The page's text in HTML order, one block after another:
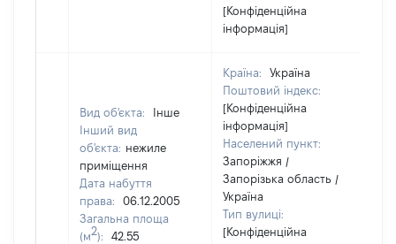
[Конфіденційна
інформація]
Вид об'єкта:
Інше
Інший вид
об'єкта: нежиле
приміщення
Дата набуття
права:
06.12.2005
Загальна площа
(м2):
42.55
Країна:
Україна
Поштовий індекс:
[Конфіденційна
інформація]
Населений пункт:
Запоріжжя /
Запорізька область /
Україна
Тип вулиці:
[Конфіденційна